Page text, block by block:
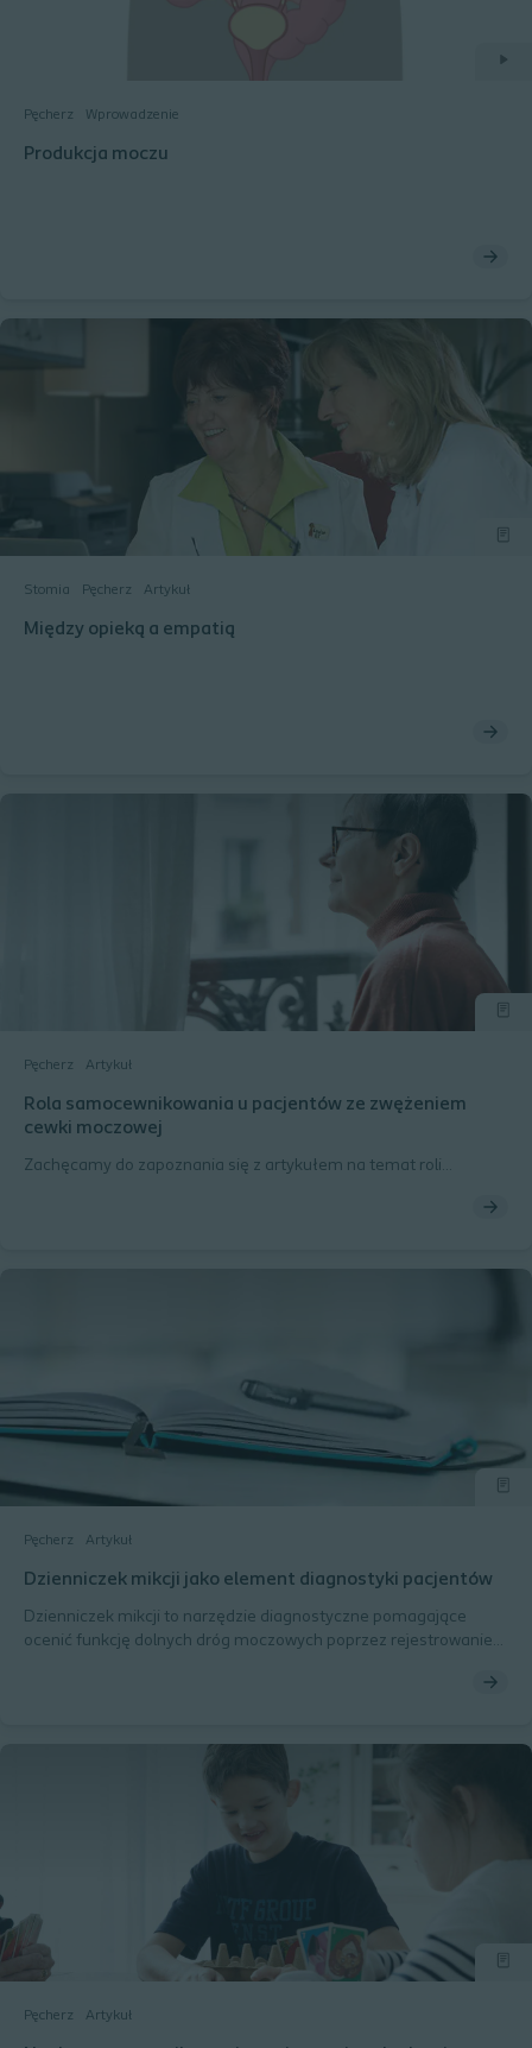
Pęcherz Wprowadzenie
Produkcja moczu
Stomia Pęcherz Artykuł
Między opieką a empatią
Pęcherz Artykuł
Rola samocewnikowania u pacjentów ze zwężeniem
cewki moczowej
Zachęcamy do zapoznania się z artykułem na temat roli
Pęcherz Artykuł
Dzienniczek mikcji jako element diagnostyki pacjentów
Dzienniczek mikcji to narzędzie diagnostyczne pomagające
ocenić funkcję dolnych dróg moczowych poprzez rejestrowanie
znaczenie i zasady prowadzenia – zapoznaj się z artykułem, by
Pęcherz Artykuł